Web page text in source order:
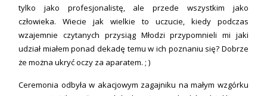
tylko jako profesjonalistę, ale przede wszystkim jako
człowieka. Wiecie jak wielkie to uczucie, kiedy podczas
wzajemnie czytanych przysiąg Młodzi przypomnieli mi jaki
udział miałem ponad dekadę temu w ich poznaniu się? Dobrze
że można ukryć oczy za aparatem. ; )
Ceremonia odbyła w akacjowym zagajniku na małym wzgórku